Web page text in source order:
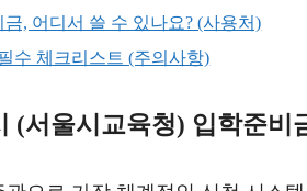
금, 어디서 쓸 수 있나요? (사용처)
수 체크리스트 (주의사항)
(서울시교육청) 입학준비